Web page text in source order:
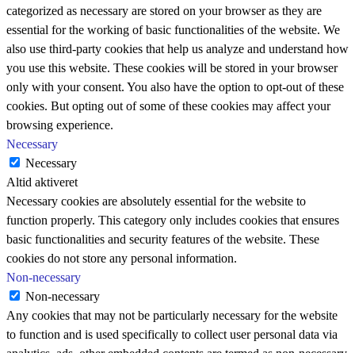
categorized as necessary are stored on your browser as they are
essential for the working of basic functionalities of the website. We
also use third-party cookies that help us analyze and understand how
you use this website. These cookies will be stored in your browser
only with your consent. You also have the option to opt-out of these
cookies. But opting out of some of these cookies may affect your
browsing experience.
Necessary
Necessary
Altid aktiveret
Necessary cookies are absolutely essential for the website to
function properly. This category only includes cookies that ensures
basic functionalities and security features of the website. These
cookies do not store any personal information.
Non-necessary
Non-necessary
Any cookies that may not be particularly necessary for the website
to function and is used specifically to collect user personal data via